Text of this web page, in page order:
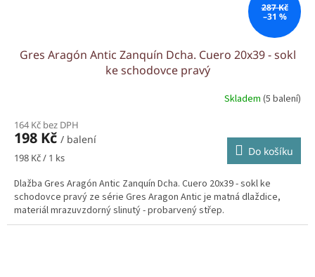
287 Kč
–31 %
Gres Aragón Antic Zanquín Dcha. Cuero 20x39 - sokl
ke schodovce pravý
Skladem (5 balení)
164 Kč bez DPH
198 Kč / balení
Měrná
198 Kč / 1 ks Do košíku
Dlažba Gres Aragón Antic Zanquín Dcha. Cuero 20x39 - sokl ke
schodovce pravý ze série Gres Aragon Antic je matná dlaždice,
materiál mrazuvzdorný slinutý - probarvený střep.